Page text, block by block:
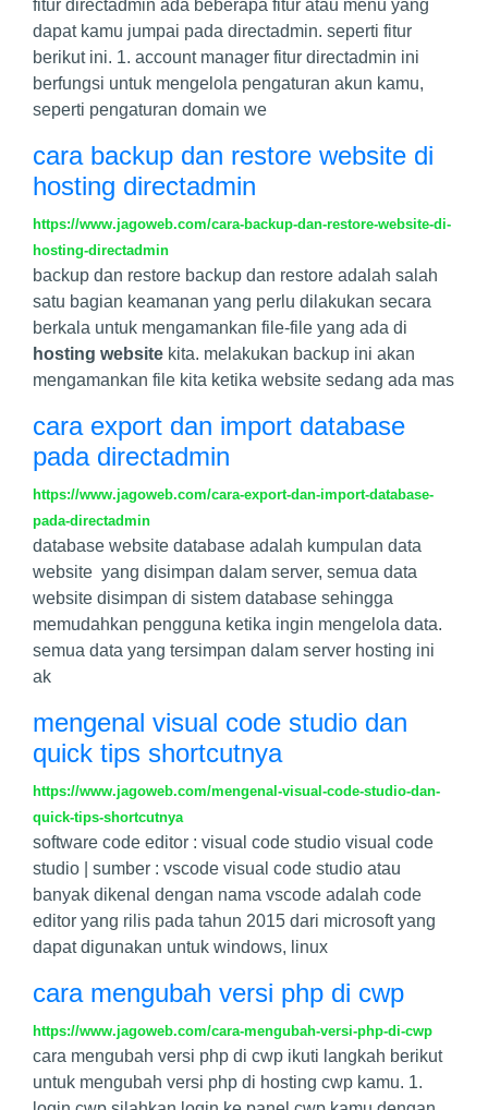
fitur directadmin ada beberapa fitur atau menu yang
dapat kamu jumpai pada directadmin. seperti fitur
berikut ini. 1. account manager fitur directadmin ini
berfungsi untuk mengelola pengaturan akun kamu,
seperti pengaturan domain we
cara backup dan restore website di
hosting directadmin
https://www.jagoweb.com/cara-backup-dan-restore-website-di-
hosting-directadmin
backup dan restore backup dan restore adalah salah
satu bagian keamanan yang perlu dilakukan secara
berkala untuk mengamankan file-file yang ada di
hosting website kita. melakukan backup ini akan
mengamankan file kita ketika website sedang ada mas
cara export dan import database
pada directadmin
https://www.jagoweb.com/cara-export-dan-import-database-
pada-directadmin
database website database adalah kumpulan data
website yang disimpan dalam server, semua data
website disimpan di sistem database sehingga
memudahkan pengguna ketika ingin mengelola data.
semua data yang tersimpan dalam server hosting ini
ak
mengenal visual code studio dan
quick tips shortcutnya
https://www.jagoweb.com/mengenal-visual-code-studio-dan-
quick-tips-shortcutnya
software code editor : visual code studio visual code
studio | sumber : vscode visual code studio atau
banyak dikenal dengan nama vscode adalah code
editor yang rilis pada tahun 2015 dari microsoft yang
dapat digunakan untuk windows, linux
cara mengubah versi php di cwp
https://www.jagoweb.com/cara-mengubah-versi-php-di-cwp
cara mengubah versi php di cwp ikuti langkah berikut
untuk mengubah versi php di hosting cwp kamu. 1.